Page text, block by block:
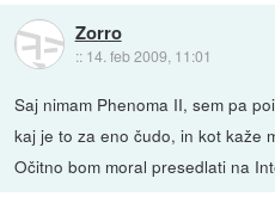
Zorro
:: 14. feb 2009, 11:01
Saj nimam Phenoma II, sem pa
kaj je to za eno čudo, in kot kaže
Očitno bom moral presedlati na